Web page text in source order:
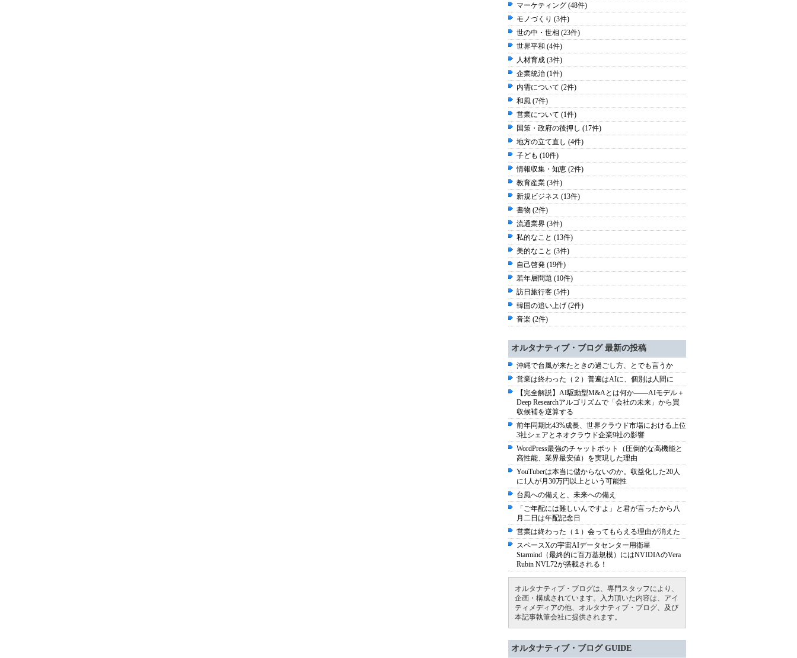
マーケティング (48件)
モノづくり (3件)
世の中・世相 (23件)
世界平和 (4件)
人材育成 (3件)
企業統治 (1件)
内需について (2件)
和風 (7件)
営業について (1件)
国策・政府の後押し (17件)
地方の立て直し (4件)
子ども (10件)
情報収集・知恵 (2件)
教育産業 (3件)
新規ビジネス (13件)
書物 (2件)
流通業界 (3件)
私的なこと (13件)
美的なこと (3件)
自己啓発 (19件)
若年層問題 (10件)
訪日旅行客 (5件)
韓国の追い上げ (2件)
音楽 (2件)
オルタナティブ・ブログ 最新の投稿
沖縄で台風が来たときの過ごし方、とでも言うか
営業は終わった（２）普遍はAIに、個別は人間に
【完全解説】AI駆動型M&Aとは何か――AIモデル＋
Deep Researchアルゴリズムで「会社の未来」から買
収候補を逆算する
前年同期比43%成長、世界クラウド市場における上位
3社シェアとネオクラウド企業9社の影響
WordPress最強のチャットボット（圧倒的な高機能と
高性能、業界最安値）を実現した理由
YouTuberは本当に儲からないのか。収益化した20人
に1人が月30万円以上という可能性
台風への備えと、未来への備え
「ご年配には難しいんですよ」と君が言ったから八
月二日は年配記念日
営業は終わった（１）会ってもらえる理由が消えた
スペースXの宇宙AIデータセンター用衛星
Starmind（最終的に百万基規模）にはNVIDIAのVera
Rubin NVL72が搭載される！
オルタナティブ・ブログは、専門スタッフにより、
企画・構成されています。入力頂いた内容は、アイ
ティメディアの他、オルタナティブ・ブログ、及び
本記事執筆会社に提供されます。
オルタナティブ・ブログ GUIDE